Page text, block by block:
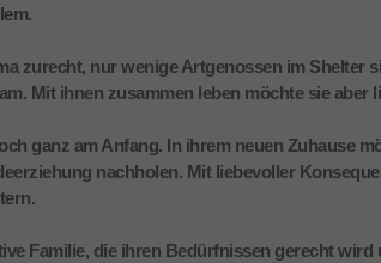
zurecht, nur wenige Artgenossen im Shelter
Mit ihnen zusammen leben möchte sie aber
ganz am Anfang. In ihrem neuen Zuhause
nachholen. Mit liebevoller
Familie, die ihren Bedürfnissen gerecht